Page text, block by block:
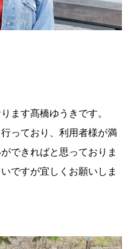
ます髙橋ゆうきです。
っており、利用者様が満
できればと思っておりま
ですが宜しくお願いしま